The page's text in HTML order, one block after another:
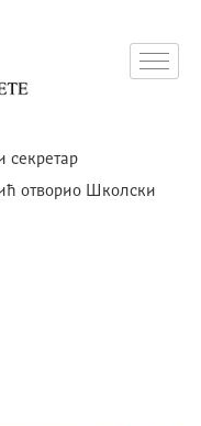
секретар
отворио Школски